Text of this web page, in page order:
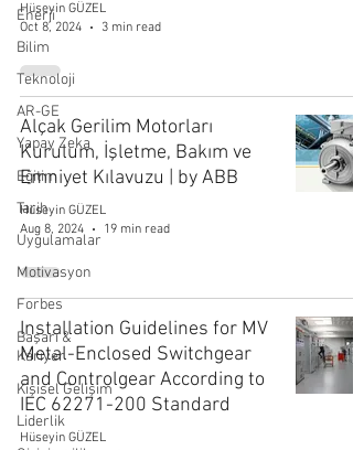
Enerji
Bilim
Teknoloji
AR-GE
Yapay Zeka
Eğitim
Tarih
Uygulamalar
Motivasyon
Forbes
Başarı &
Kariyer
Kişisel Gelişim
Liderlik
Hüseyin GÜZEL
Oct 8, 2024
3 min read
Alçak Gerilim Motorları
Kurulum, İşletme, Bakım ve
Emniyet Kılavuzu | by ABB
Hüseyin GÜZEL
Aug 8, 2024
19 min read
Installation Guidelines for MV
Metal-Enclosed Switchgear
and Controlgear According to
IEC 62271-200 Standard
Hüseyin GÜZEL